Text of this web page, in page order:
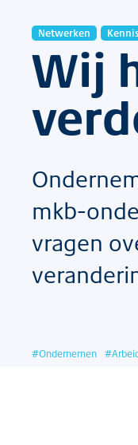
Netwerken Kennis
Wij
mkb-
vragen
#Ondernemen #